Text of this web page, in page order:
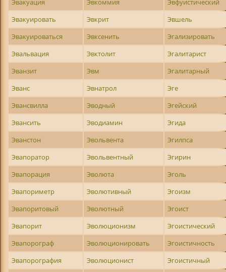
Эвакуация
Эвкоммия
Эвфуистический
Эвакуировать
Эвкрит
Эвшель
Эвакуироваться
Эвксенить
Эгализировать
Эвальвация
Эвктолит
Эгалитарист
Эванзит
Эвм
Эгалитарный
Эванс
Эвнатрол
Эге
Эвансвилла
Эводный
Эгейский
Эвансить
Эводиамин
Эгида
Эванстон
Эвольвента
Эгилпса
Эвапоратор
Эвольвентный
Эгирин
Эвапорация
Эволюта
Эголь
Эвапориметр
Эволютивный
Эгоизм
Эвапоритовый
Эволютный
Эгоист
Эвапорит
Эволюционизм
Эгоистический
Эвапорограф
Эволюционировать
Эгоистичность
Эвапорография
Эволюционист
Эгоистичный